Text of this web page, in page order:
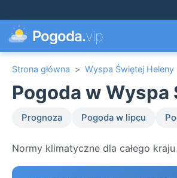
Pogoda.vip
Strona główna > Wyspa Świętej Heleny
Pogoda w
Prognoza Pogoda w lipcu
Normy klimatyczne dla całego